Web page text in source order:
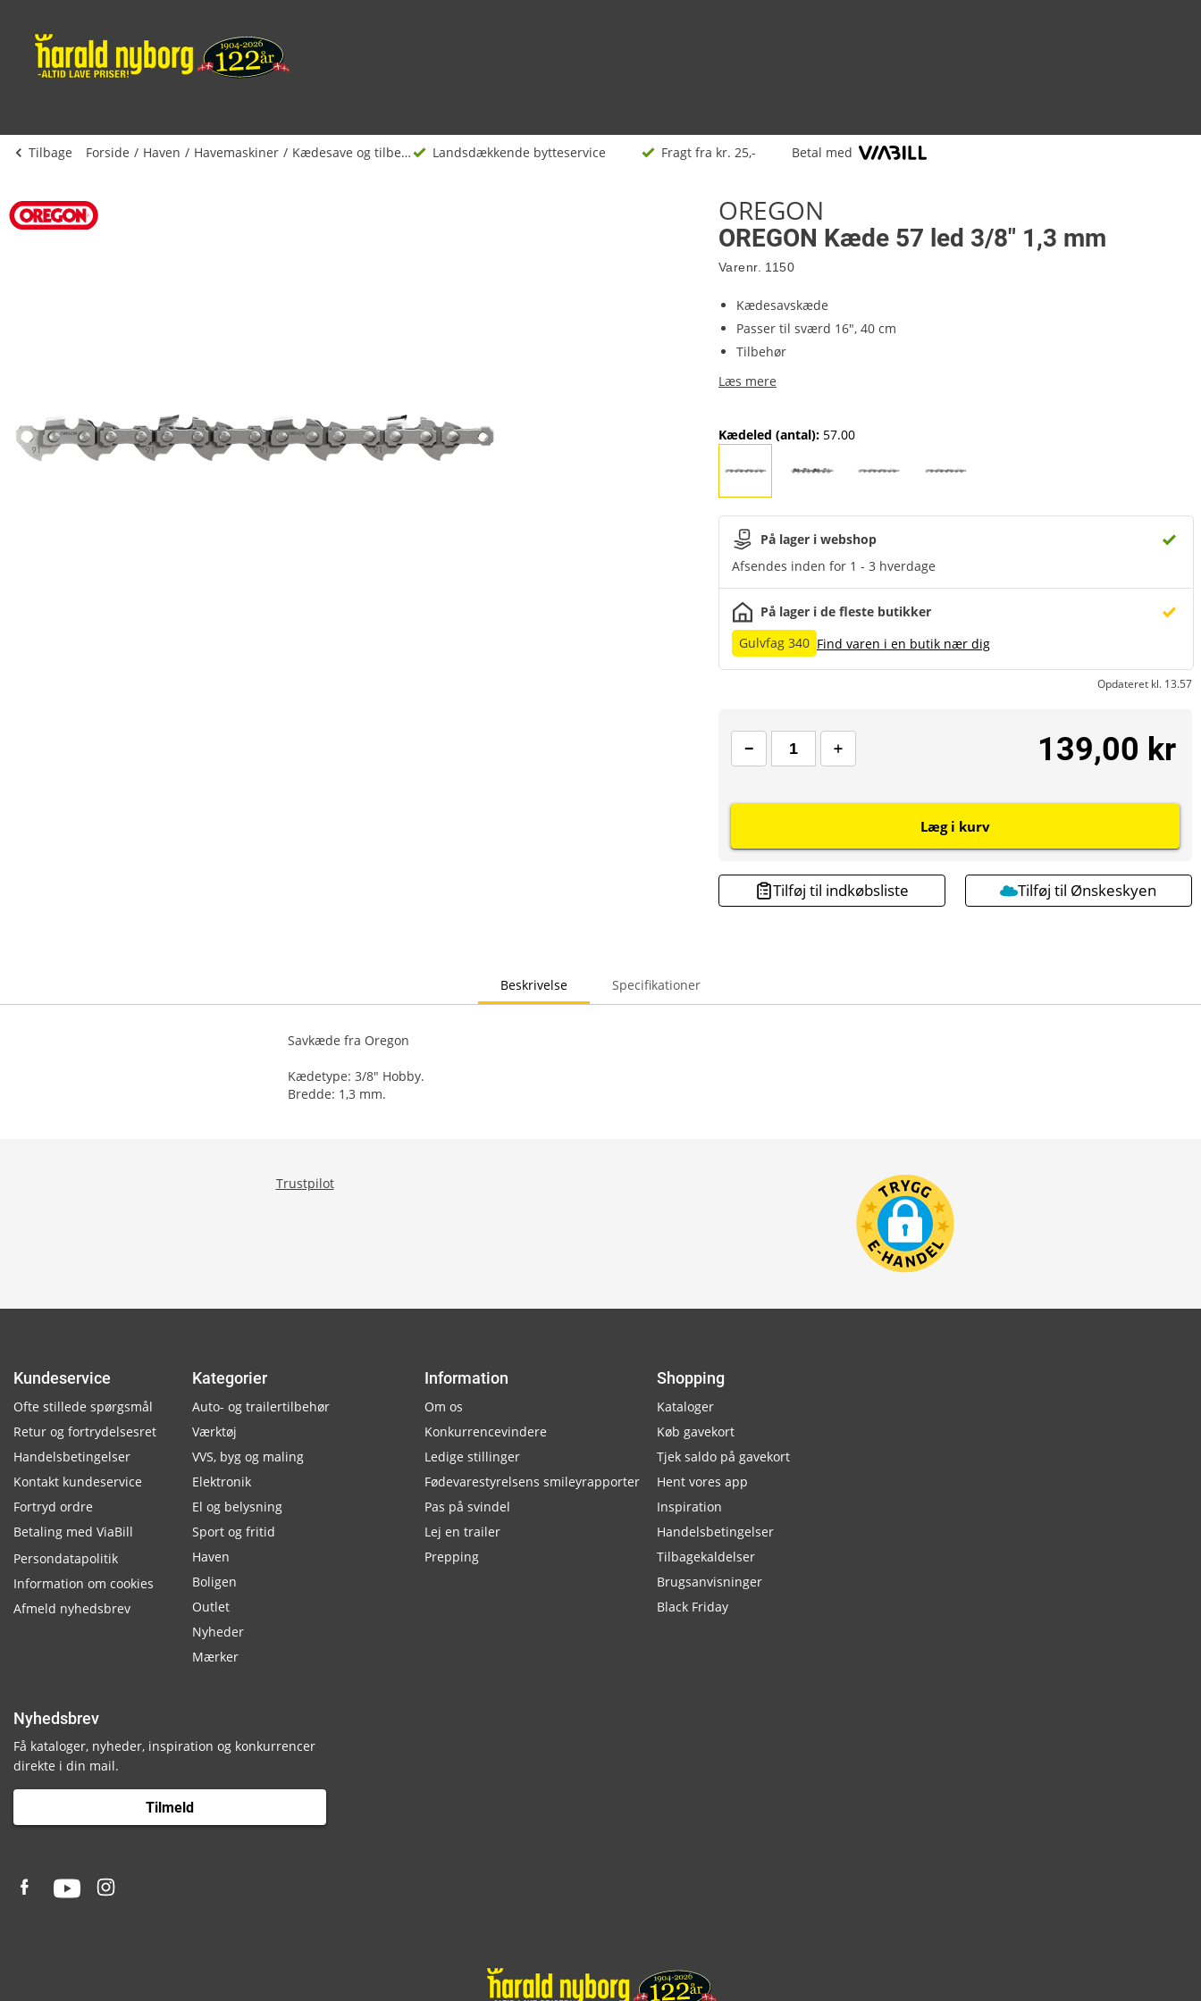
Tilbage Forside Haven Havemaskiner Kædesave og tilbehør Landsdækkende bytteservice Fragt fra kr. 25,- Betal med
OREGON
OREGON Kæde 57 led 3/8" 1,3 mm
Varenr. 1150
Kædesavskæde
Passer til sværd 16", 40 cm
Tilbehør
Læs mere
Kædeled (antal): 57.00
På lager i webshop
Afsendes inden for 1 - 3 hverdage
På lager i de fleste butikker
Gulvfag 340 Find varen i en butik nær dig
Opdateret kl. 13.57
139,00 kr
Læg i kurv
Tilføj til indkøbsliste Tilføj til Ønskeskyen
Beskrivelse Specifikationer
Savkæde fra Oregon
Kædetype: 3/8" Hobby.
Bredde: 1,3 mm.
Trustpilot
Kundeservice
Ofte stillede spørgsmål
Retur og fortrydelsesret
Handelsbetingelser
Kontakt kundeservice
Fortryd ordre
Betaling med ViaBill
Persondatapolitik
Information om cookies
Afmeld nyhedsbrev
Kategorier
Auto- og trailertilbehør
Værktøj
VVS, byg og maling
Elektronik
El og belysning
Sport og fritid
Haven
Boligen
Outlet
Nyheder
Mærker
Information
Om os
Konkurrencevindere
Ledige stillinger
Fødevarestyrelsens smileyrapporter
Pas på svindel
Lej en trailer
Prepping
Shopping
Kataloger
Køb gavekort
Tjek saldo på gavekort
Hent vores app
Inspiration
Handelsbetingelser
Tilbagekaldelser
Brugsanvisninger
Black Friday
Nyhedsbrev
Få kataloger, nyheder, inspiration og konkurrencer
direkte i din mail.
Tilmeld